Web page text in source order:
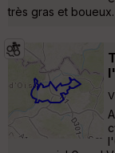
très gras et